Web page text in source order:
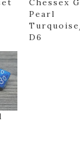
Chessex
Pearl
D6